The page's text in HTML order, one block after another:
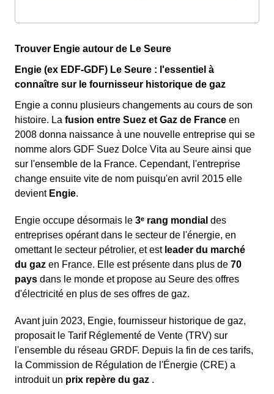
Trouver Engie autour de Le Seure
Engie (ex EDF-GDF) Le Seure : l'essentiel à
connaître sur le fournisseur historique de gaz
Engie a connu plusieurs changements au cours de son
histoire. La fusion entre Suez et Gaz de France en
2008 donna naissance à une nouvelle entreprise qui se
nomme alors GDF Suez Dolce Vita au Seure ainsi que
sur l'ensemble de la France. Cependant, l'entreprise
change ensuite vite de nom puisqu'en avril 2015 elle
devient Engie.
Engie occupe désormais le 3ᵉ rang mondial des
entreprises opérant dans le secteur de l'énergie, en
omettant le secteur pétrolier, et est leader du marché
du gaz en France. Elle est présente dans plus de 70
pays dans le monde et propose au Seure des offres
d'électricité en plus de ses offres de gaz.
Avant juin 2023, Engie, fournisseur historique de gaz,
proposait le Tarif Réglementé de Vente (TRV) sur
l'ensemble du réseau GRDF. Depuis la fin de ces tarifs,
la Commission de Régulation de l'Énergie (CRE) a
introduit un prix repère du gaz .